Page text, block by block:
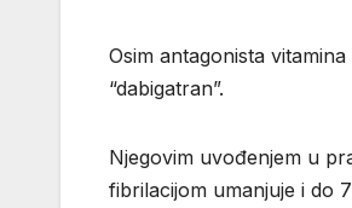
Osim antagonista
“dabigatran”.
Njegovim uvođenjem u
fibrilacijom umanjuje i do